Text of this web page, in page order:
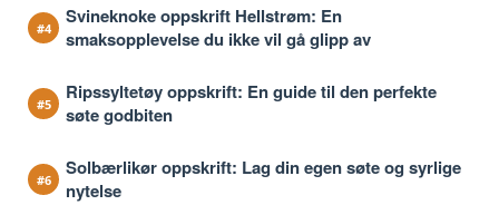
Svineknoke oppskrift Hellstrøm: En
smaksopplevelse du ikke vil gå glipp av
Ripssyltetøy oppskrift: En guide til den perfekte
søte godbiten
Solbærlikør oppskrift: Lag din egen søte og syrlige
nytelse